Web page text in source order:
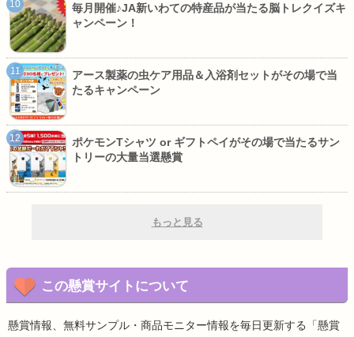
毎月開催♪JA新いわての特産品が当たる脳トレクイズキ
ャンペーン！
アース製薬の虫ケア用品＆入浴剤セットがその場で当
たるキャンペーン
ポケモンTシャツ or ギフトペイがその場で当たるサン
トリーの大量当選懸賞
もっと見る
この懸賞サイトについて
懸賞情報、無料サンプル・商品モニター情報を毎日更新する「懸賞